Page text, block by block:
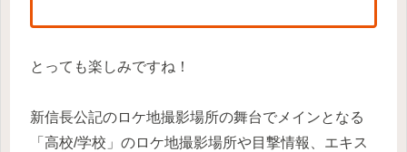
とっても楽しみですね！
新信長公記のロケ地撮影場所の舞台でメインとなる
「高校/学校」のロケ地撮影場所や目撃情報、エキス